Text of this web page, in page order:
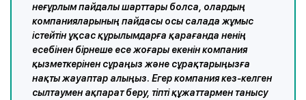
неғұрлым пайдалы шарттары болса, олардың
компанияларының пайдасы осы салада жұмыс
істейтін ұқсас құрылымдарға қарағанда ненің
есебінен бірнеше есе жоғары екенін компания
қызметкерінен сұраңыз және сұрақтарыңызға
нақты жауаптар алыңыз. Егер компания кез-келген
сылтаумен ақпарат беру, тіпті құжаттармен танысу